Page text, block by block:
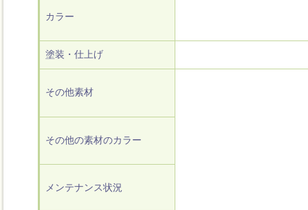
カラー
塗装・仕上げ
その他素材
その他の素材のカラー
メンテナンス状況